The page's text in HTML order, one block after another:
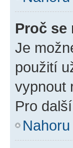
Proč se
Je
použití
vypnout
Pro
Nahoru